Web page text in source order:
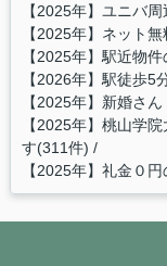
【2025年】ユニバ
【2025年】ネット
【2025年】駅近物
【2026年】駅徒歩5
【2025年】新婚さ
【2025年】桃山学
す(311件)
【2025年】礼金０